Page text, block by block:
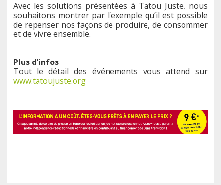
Avec les solutions présentées à Tatou Juste, nous
souhaitons montrer par l’exemple qu’il est possible
de repenser nos façons de produire, de consommer
et de vivre ensemble.
Plus d'infos
Tout le détail des événements vous attend sur
www.tatoujuste.org